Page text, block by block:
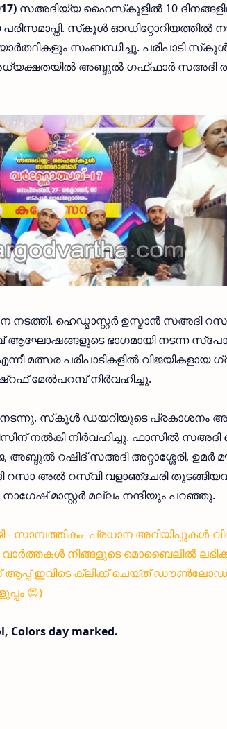
സഅദിയ്യ ഹൈസ്‌കൂളില്‍ 10
സ്‌കൂള്‍ ഓഡിറ്റോറിയത്തില്‍
സംബന്ധിച്ചു. പരിപാടി
അബ്ദുല്‍ ഗഫ്ഫാര്‍ സഅദി
ഹെഡ്മാസ്റ്റര്‍ ഉസ്മാന്‍ സഅദി
ആഘോഷങ്ങളുടെ ഭാഗമായി നടന്ന
മത്സര പരിപാടികളില്‍ വിജയികളായ
മേല്‍പറമ്പ് നിര്‍വഹിച്ചു.
നടന്നു. സ്‌കൂള്‍ ഡയറിയുടെ പ്രകാശനം
നല്‍കി നിര്‍വഹിച്ചു. ഫാസില്‍ സഅദി
റഷീദ് സഅദി അറ്റാശ്ശേരി, ഉമര്‍
അല്‍ റസ്വി വളാഞ്ചേരി
മാസ്റ്റര്‍ മല്ലം നന്ദിയും പറഞ്ഞു.
- സാമ്പത്തികം- പ്രധാന അറിയിപ്പുകൾ-
വാർത്തകൾ നിങ്ങളുടെ മൊബൈലിൽ
ഇവിടെ ക്ലിക്ക് ചെയ്ത്
😊)
Colors day marked.